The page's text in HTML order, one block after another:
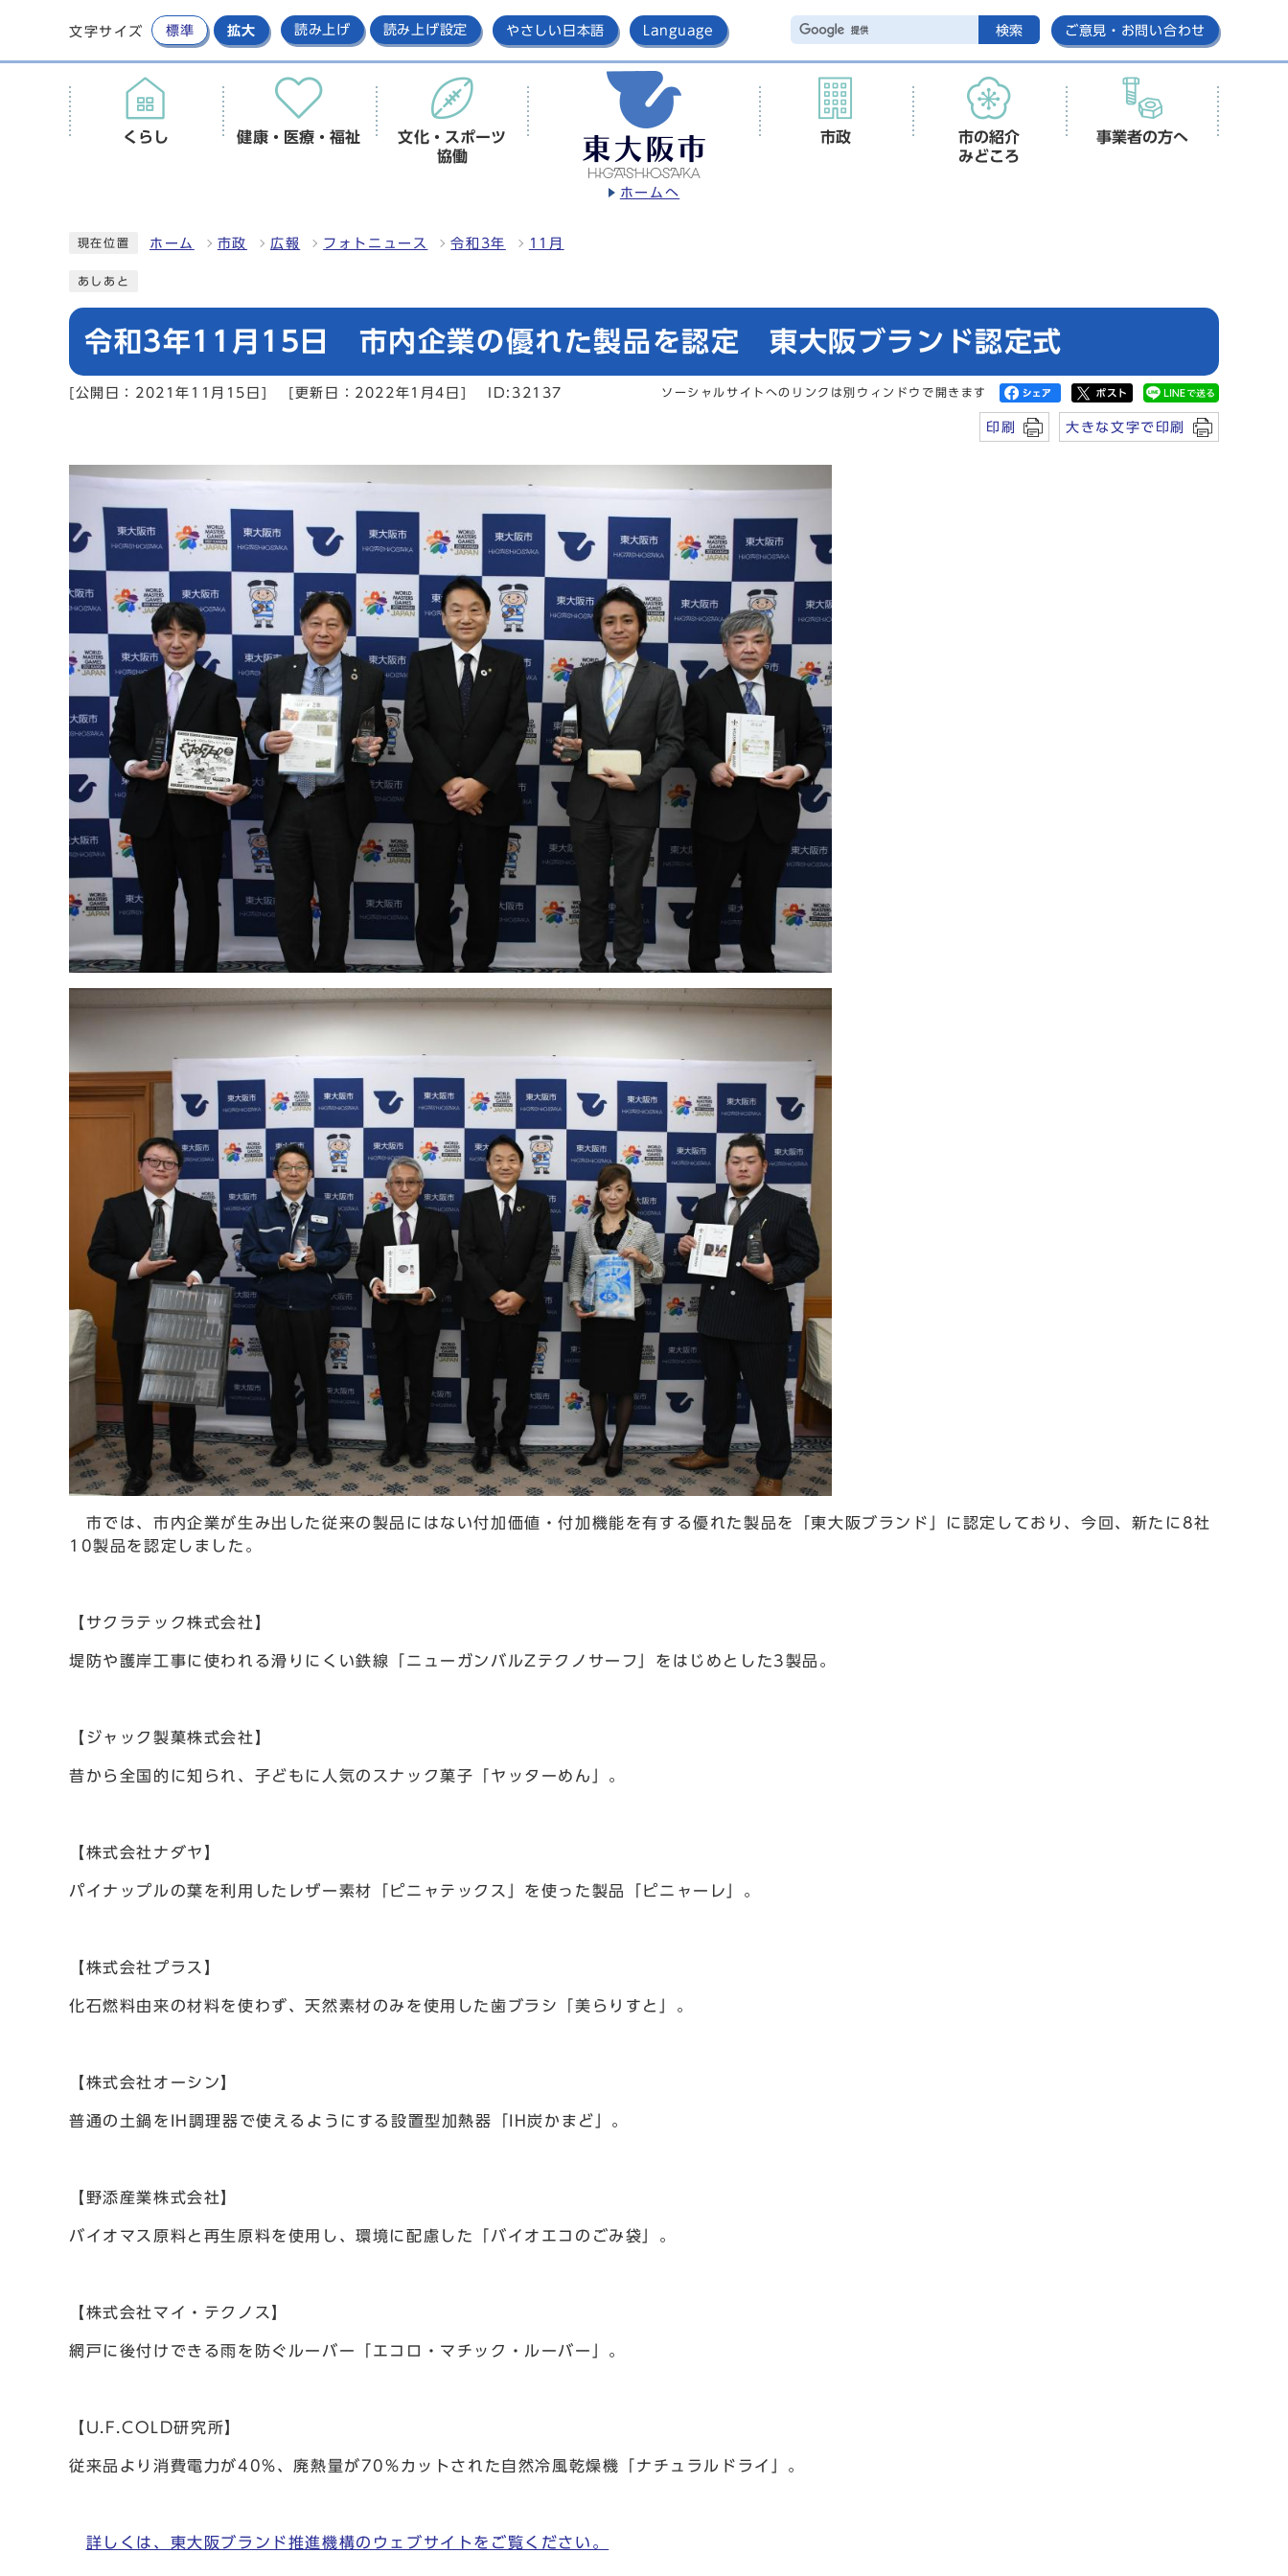
文字サイズ 標準 拡大 読み上げ 読み上げ設定 やさしい日本語 Language 検索 ご意見・お問い合わせ
ホームへ
くらし 健康・医療・福祉
文化・スポーツ
協働
市政
市の紹介
みどころ
事業者の方へ
現在位置 ホーム 市政 広報 フォトニュース 令和3年 11月
あしあと
令和3年11月15日 市内企業の優れた製品を認定 東大阪ブランド認定式
[公開日：2021年11月15日] [更新日：2022年1月4日] ID:32137 ソーシャルサイトへのリンクは別ウィンドウで開きます
印刷 大きな文字で印刷
市では、市内企業が生み出した従来の製品にはない付加価値・付加機能を有する優れた製品を「東大阪ブランド」に認定しており、今回、新たに8社
10製品を認定しました。
【サクラテック株式会社】
堤防や護岸工事に使われる滑りにくい鉄線「ニューガンバルZテクノサーフ」をはじめとした3製品。
【ジャック製菓株式会社】
昔から全国的に知られ、子どもに人気のスナック菓子「ヤッターめん」。
【株式会社ナダヤ】
パイナップルの葉を利用したレザー素材「ピニャテックス」を使った製品「ピニャーレ」。
【株式会社プラス】
化石燃料由来の材料を使わず、天然素材のみを使用した歯ブラシ「美らりすと」。
【株式会社オーシン】
普通の土鍋をIH調理器で使えるようにする設置型加熱器「IH炭かまど」。
【野添産業株式会社】
バイオマス原料と再生原料を使用し、環境に配慮した「バイオエコのごみ袋」。
【株式会社マイ・テクノス】
網戸に後付けできる雨を防ぐルーバー「エコロ・マチック・ルーバー」。
【U.F.COLD研究所】
従来品より消費電力が40%、廃熱量が70%カットされた自然冷風乾燥機「ナチュラルドライ」。
詳しくは、東大阪ブランド推進機構のウェブサイトをご覧ください。